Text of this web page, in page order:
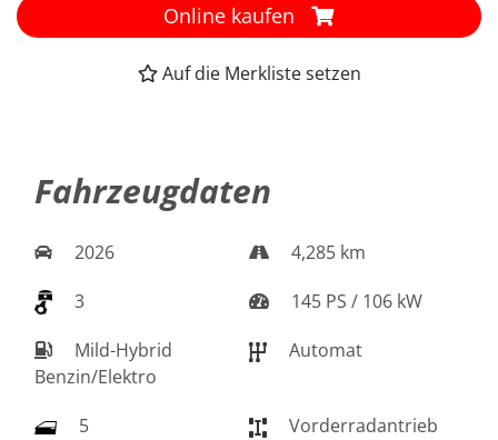
Online kaufen
Auf die Merkliste setzen
Fahrzeugdaten
2026
4,285 km
3
145 PS / 106 kW
Mild-Hybrid
Benzin/Elektro
Automat
5 Vorderradantrieb